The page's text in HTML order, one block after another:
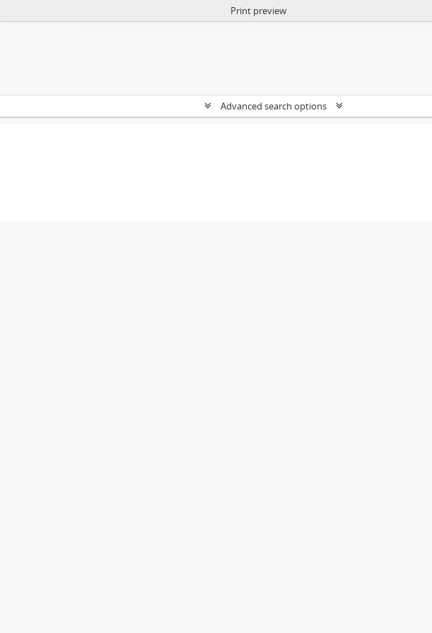
Print preview
Advanced search options